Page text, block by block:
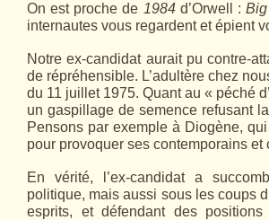
On est proche de 1984d’Orwell :
internautes vous regardent et épient
Notre ex-candidat aurait pu contre-
de répréhensible. L’adultère chez
du 11 juillet 1975. Quant au « péché
un gaspillage de semence refusant
Pensons par exemple à Diogène,
pour provoquer ses contemporains
En vérité, l’ex-candidat a
politique, mais aussi sous les coups
esprits, et défendant des